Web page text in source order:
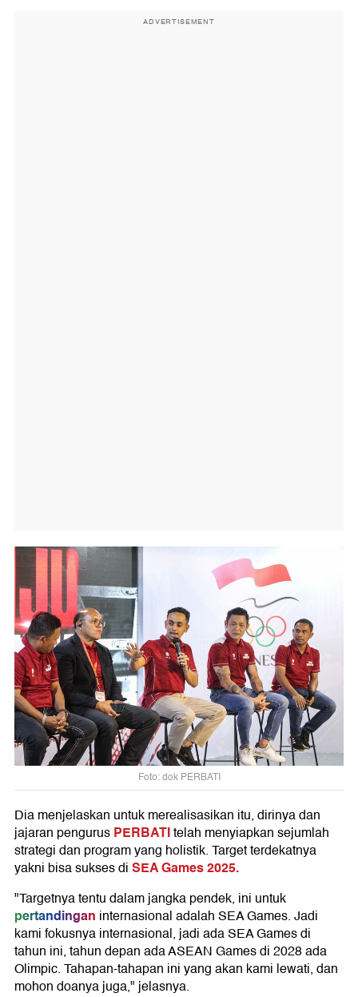
ADVERTISEMENT
Foto: dok PERBATI
Dia menjelaskan untuk merealisasikan itu, dirinya dan
jajaran pengurusPERBATItelah menyiapkan sejumlah
strategi dan program yang holistik. Target terdekatnya
yakni bisa sukses diSEA Games 2025.
"Targetnya tentu dalam jangka pendek, ini untuk
pertandingan internasional adalah SEA Games. Jadi
kami fokusnya internasional, jadi ada SEA Games di
tahun ini, tahun depan ada ASEAN Games di 2028 ada
Olimpic. Tahapan-tahapan ini yang akan kami lewati, dan
mohon doanya juga," jelasnya.